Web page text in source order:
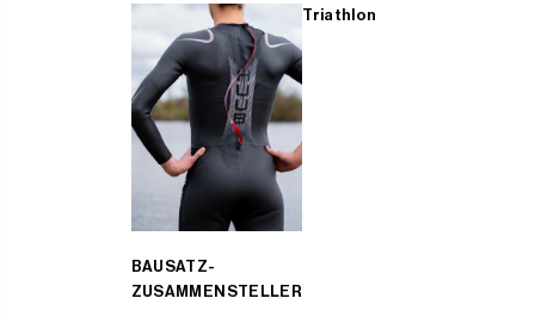
Triathlon
BAUSATZ-
ZUSAMMENSTELLER